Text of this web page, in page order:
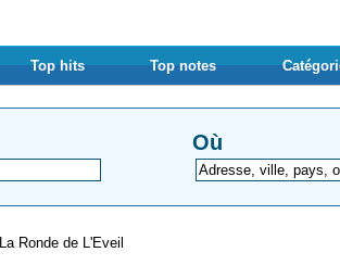
Top hits Top notes
Où
La Ronde de L'Eveil